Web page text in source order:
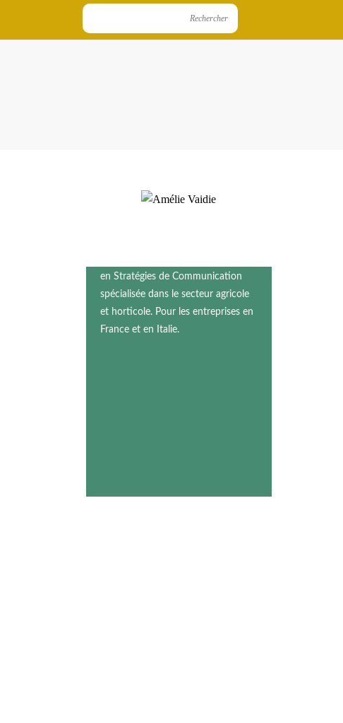
en Stratégies de Communication
spécialisée dans le secteur agricole
et horticole. Pour les entreprises en
France et en Italie.